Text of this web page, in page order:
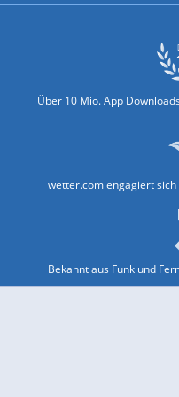
Über 10 Mio. App
wetter.com engagiert
Bekannt aus Funk und